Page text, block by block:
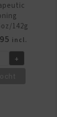
142g
Huidige
prijs
is:
incl.
+